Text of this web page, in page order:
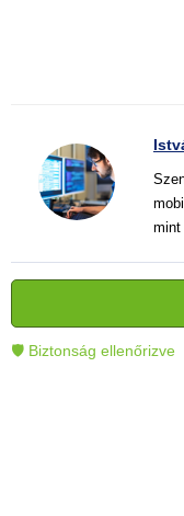
mint
és
🛡 Biztonság ellenőrizve